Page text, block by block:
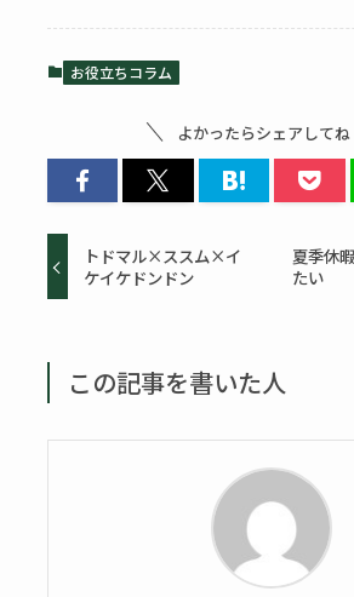
お役立ちコラム
よかったらシェアしてね
トドマル×ススム×イ
ケイケドンドン
夏季休
たい
この記事を書いた人